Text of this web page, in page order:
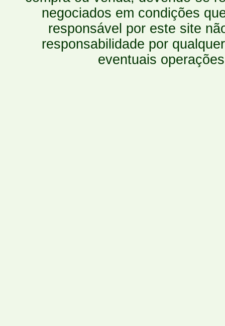
negociados em condições
responsável por este site
responsabilidade por
eventuais